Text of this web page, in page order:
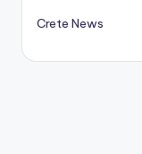
Crete News